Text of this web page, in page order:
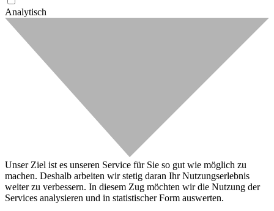
Analytisch
Unser Ziel ist es unseren Service für Sie so gut wie möglich zu
machen. Deshalb arbeiten wir stetig daran Ihr Nutzungserlebnis
weiter zu verbessern. In diesem Zug möchten wir die Nutzung der
Services analysieren und in statistischer Form auswerten.